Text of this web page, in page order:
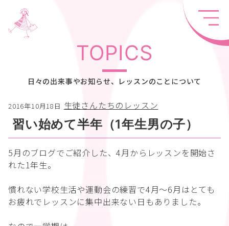
TOPICS
日々の出来事やお知らせ、レッスンのことについて
2016年10月18日 生徒さんたちのレッスン
習い始めて半年（1年生男の子）
5月のブログでご紹介した、4月からレッスンを開始さ
れた1年生。
慣れない学校生活や運動会の練習で4月〜6月はとても
お疲れでレッスンに集中出来ない日もありました。